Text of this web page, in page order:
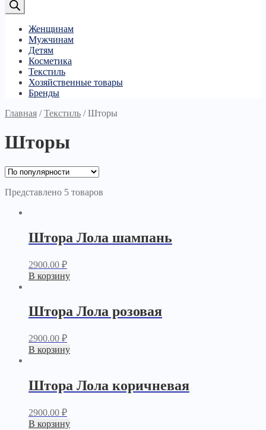
Женщинам
Мужчинам
Детям
Косметика
Текстиль
Хозяйственные товары
Бренды
Главная /Текстиль /Шторы
Шторы
Представлено 5 товаров
Штора Лола шампань
2900.00 ₽
В корзину
Штора Лола розовая
2900.00 ₽
В корзину
Штора Лола коричневая
2900.00 ₽
В корзину